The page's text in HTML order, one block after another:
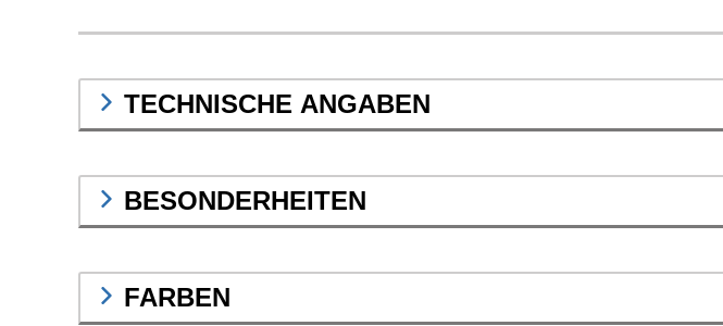
TECHNISCHE ANGABEN
BESONDERHEITEN
FARBEN